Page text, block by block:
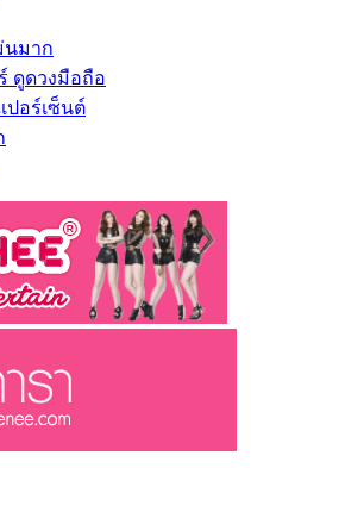
นมาก
ดูดวงมือถือ
ปอร์เซ็นต์